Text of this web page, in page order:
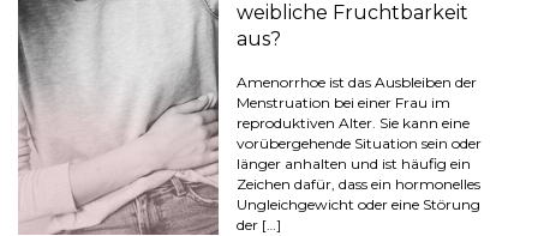
weibliche Fruchtbarkeit
aus?
Amenorrhoe ist das Ausbleiben der
Menstruation bei einer Frau im
reproduktiven Alter. Sie kann eine
vorübergehende Situation sein oder
länger anhalten und ist häufig ein
Zeichen dafür, dass ein hormonelles
Ungleichgewicht oder eine Störung
der […]